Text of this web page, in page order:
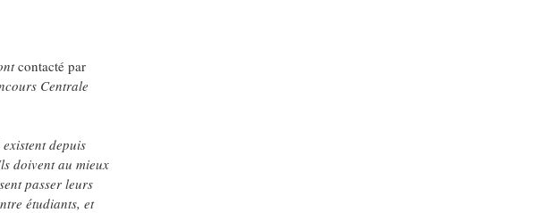
contacté par
Centrale
depuis
doivent au mieux
passer leurs
étudiants, et